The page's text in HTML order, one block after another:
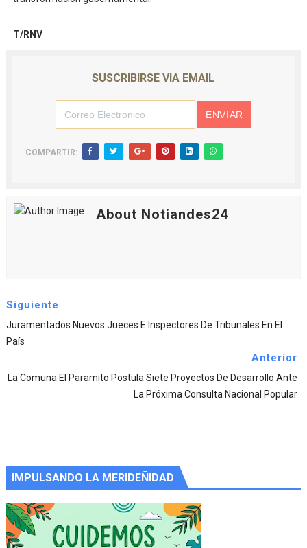
T/RNV
SUSCRIBIRSE VIA EMAIL
COMPARTIR:
About Notiandes24
Siguiente
Juramentados Nuevos Jueces E Inspectores De Tribunales En El
País
Anterior
La Comuna El Paramito Postula Siete Proyectos De Desarrollo Ante
La Próxima Consulta Nacional Popular
IMPULSANDO LA MERIDEÑIDAD